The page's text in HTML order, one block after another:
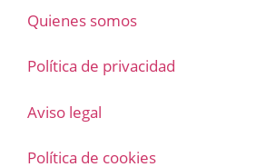
Quienes somos
Política de privacidad
Aviso legal
Política de cookies